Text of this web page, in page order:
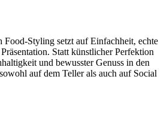
Food-Styling setzt auf Einfachheit, echte
Statt künstlicher Perfektion
und bewusster Genuss in den
auf dem Teller als auch auf Social